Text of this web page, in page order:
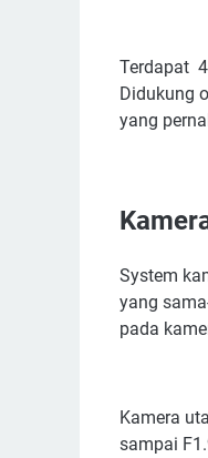
Terdapat
Didukung
yang
System
yang
pada
Kamera
sampai